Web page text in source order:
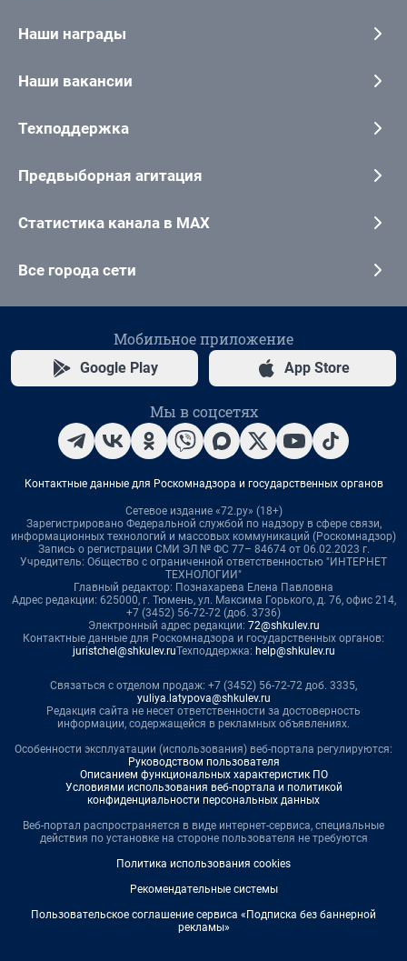
Наши награды
Наши вакансии
Техподдержка
Предвыборная агитация
Статистика канала в MAX
Все города сети
Мобильное приложение
Google Play App Store
Мы в соцсетях
Контактные данные для Роскомнадзора и государственных органов
Сетевое издание «72.ру» (18+)
Зарегистрировано Федеральной службой по надзору в сфере связи,
информационных технологий и массовых коммуникаций (Роскомнадзор)
Запись о регистрации СМИ ЭЛ № ФС 77– 84674 от 06.02.2023 г.
Учредитель: Общество с ограниченной ответственностью "ИНТЕРНЕТ
ТЕХНОЛОГИИ"
Главный редактор: Познахарева Елена Павловна
Адрес редакции: 625000, г. Тюмень, ул. Максима Горького, д. 76, офис 214,
+7 (3452) 56-72-72 (доб. 3736)
Электронный адрес редакции: 72@shkulev.ru
Контактные данные для Роскомнадзора и государственных органов:
juristchel@shkulev.ruТехподдержка: help@shkulev.ru
Связаться с отделом продаж: +7 (3452) 56-72-72 доб. 3335,
yuliya.latypova@shkulev.ru
Редакция сайта не несет ответственности за достоверность
информации, содержащейся в рекламных объявлениях.
Особенности эксплуатации (использования) веб-портала регулируются:
Руководством пользователя
Описанием функциональных характеристик ПО
Условиями использования веб-портала и политикой
конфиденциальности персональных данных
Веб-портал распространяется в виде интернет-сервиса, специальные
действия по установке на стороне пользователя не требуются
Политика использования cookies
Рекомендательные системы
Пользовательское соглашение сервиса «Подписка без баннерной
рекламы»